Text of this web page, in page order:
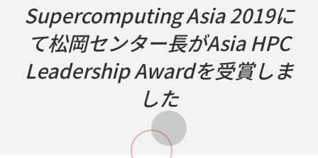
Supercomputing Asia 2019に
て松岡センター長がAsia HPC
Leadership Awardを受賞しま
した